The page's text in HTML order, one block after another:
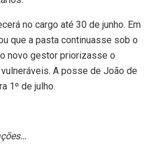
no cargo até 30 de junho. Em
que a pasta continuasse sob o
novo gestor priorizasse o
A posse de João de
1º de julho.